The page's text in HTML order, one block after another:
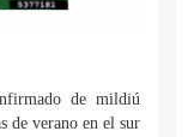
de mildiú
de verano en el sur